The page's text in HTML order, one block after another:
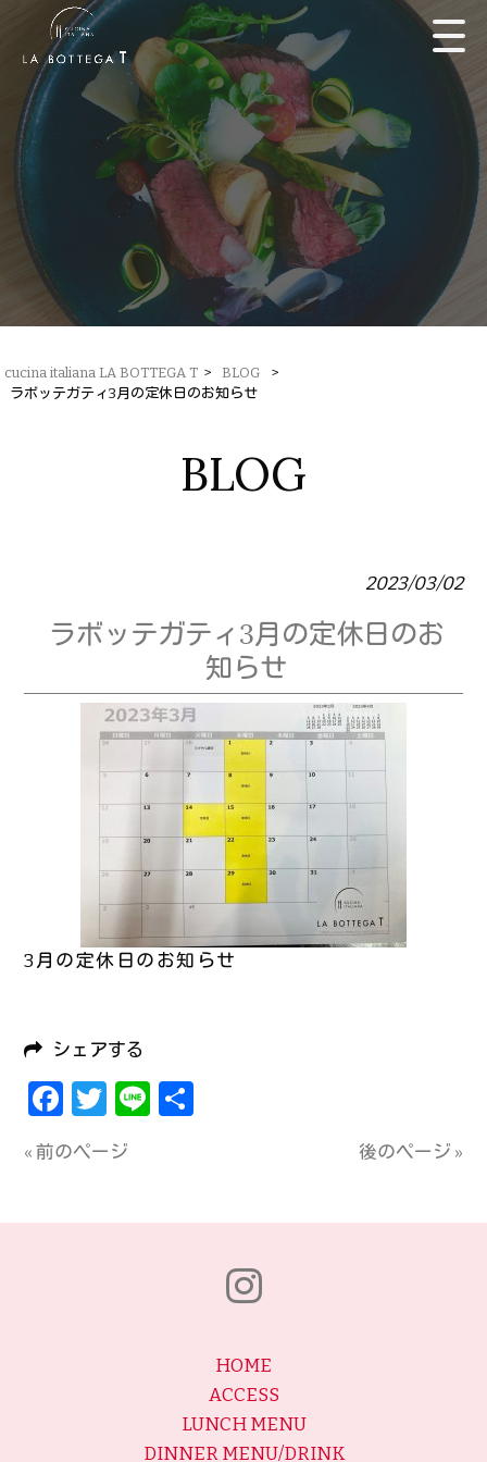
cucina italiana LA BOTTEGA T > BLOG
>
ラボッテガティ3月の定休日のお知らせ
BLOG
2023/03/02
ラボッテガティ3月の定休日のお
知らせ
3月の定休日のお知らせ
シェアする
Facebook
Twitter
Line
« 前のページ 後のページ »
HOME
ACCESS
LUNCH MENU
DINNER MENU/DRINK